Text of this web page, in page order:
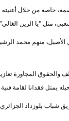
مثل "يا الزين
الأصيل، منهم محمد
المجاورة تعازيه
يمثل فقدانا لقامة
شباب بلوزداد